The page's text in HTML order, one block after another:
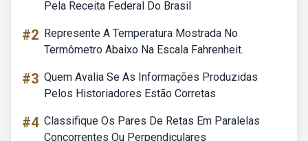
Pela Receita Federal Do Brasil
#2 Represente A Temperatura Mostrada No
Termômetro Abaixo Na Escala Fahrenheit.
#3 Quem Avalia Se As Informações Produzidas
Pelos Historiadores Estão Corretas
#4 Classifique Os Pares De Retas Em Paralelas
Concorrentes Ou Perpendiculares